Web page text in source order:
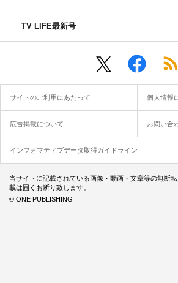
TV LIFE最新号
サイトのご利用にあたって 個人情報
広告掲載について お問い合
インフォマティブデータ取得ガイドライン
当サイトに記載されている画像・動画・文章等の無断
載は固くお断り致します。
© ONE PUBLISHING